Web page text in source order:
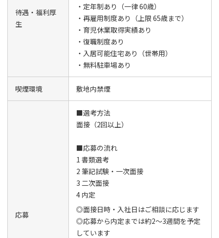
待遇・福利厚
生
・定年制あり（一律 60歳）
・再雇用制度あり（上限 65歳まで）
・育児休業取得実績あり
・復職制度あり
・入居可能住宅あり（世帯用）
・無料駐車場あり
喫煙環境 敷地内禁煙
応募
■選考方法
面接（2回以上）
■応募の流れ
1 書類選考
2 筆記試験・一次面接
3 二次面接
4 内定
◎面接日時・入社日はご相談に応じます
◎応募から内定までは約2～3週間を予定
しています